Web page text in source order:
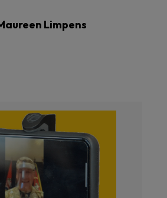
Limpens